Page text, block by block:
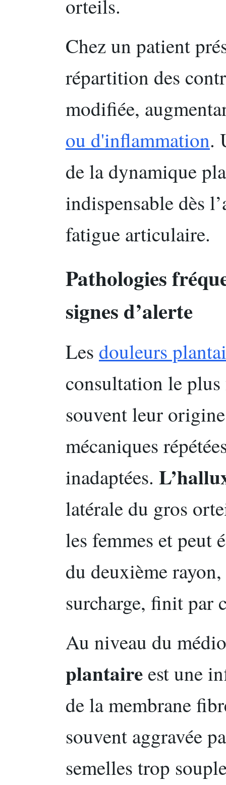
orteils.
Chez un patient
répartition des
modifiée,
ou d'inflammation.
de la dynamique
indispensable dès
fatigue articulaire.
Pathologies
signes d’alerte
Les douleurs
consultation le
souvent leur
mécaniques
inadaptées.
latérale du gros
les femmes et peut
du deuxième
surcharge, finit par
Au niveau du
plantaire est une
de la membrane
souvent aggravée
semelles trop